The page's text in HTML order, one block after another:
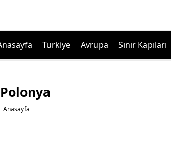
Türkiye Avrupa Sınır Kapıları
Polonya
Anasayfa